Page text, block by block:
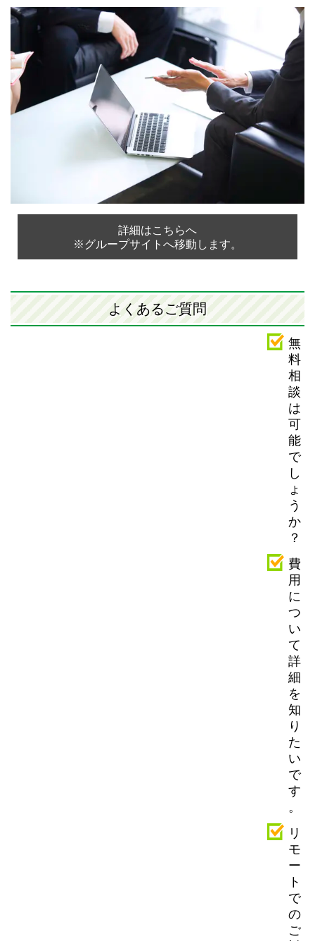
詳細はこちらへ
※グループサイトへ移動します。
よくあるご質問
無
料
相
談
は
可
能
で
し
ょ
う
か
？
費
用
に
つ
い
て
詳
細
を
知
り
た
い
で
す
。
リ
モ
ー
ト
で
の
ご